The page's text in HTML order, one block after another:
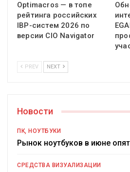
Optimacros — в топе
рейтинга российских
IBP-систем 2026 по
версии CIO Navigator
PREV NEXT
Новости
ПК, НОУТБУКИ
Рынок ноутбуков в июне
СРЕДСТВА ВИЗУАЛИЗАЦИИ